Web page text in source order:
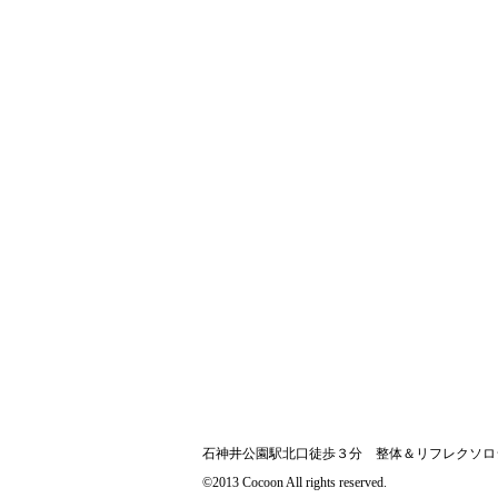
石神井公園駅北口徒歩３分 整体＆リフレクソロ
©2013 Cocoon All rights reserved.